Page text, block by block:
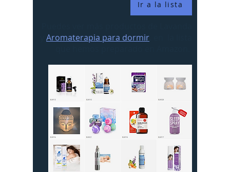
Ir a la lista
Aromaterapia para dormir